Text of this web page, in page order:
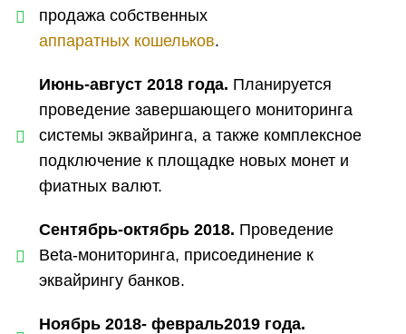
продажа собственных
аппаратных кошельков.
Июнь-август 2018 года. Планируется
проведение завершающего мониторинга
системы эквайринга, а также комплексное
подключение к площадке новых монет и
фиатных валют.
Сентябрь-октябрь 2018. Проведение
Beta-мониторинга, присоединение к
эквайрингу банков.
Ноябрь 2018- февраль2019 года.